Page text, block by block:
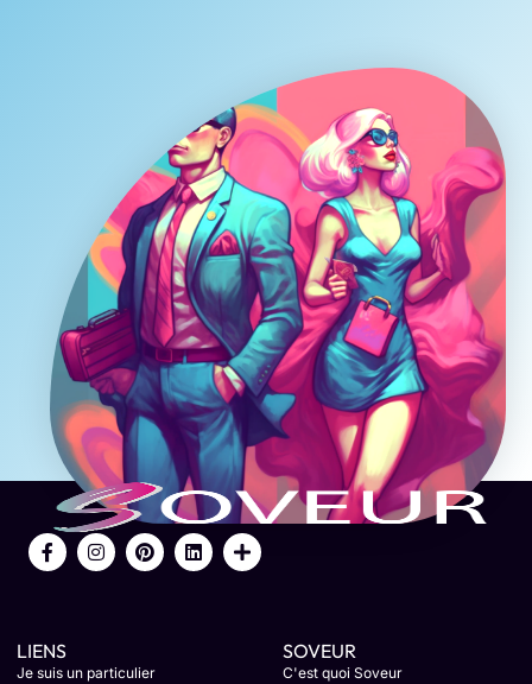
LIENS
Je suis un particulier
SOVEUR
C'est quoi Soveur